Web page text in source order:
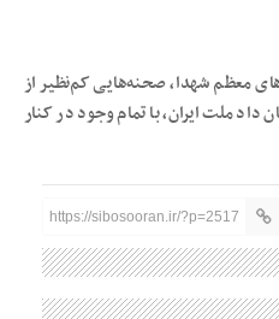
معظم شهدا، صحنه‌هایی کم‌نظیر از
ملت ایران، با تمام وجود در کنار
https://sibosooran.ir/?p=2517